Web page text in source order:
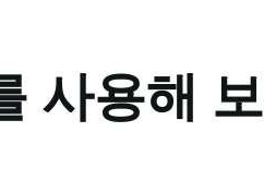
사용해 보